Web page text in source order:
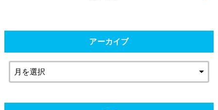
アーカイブ